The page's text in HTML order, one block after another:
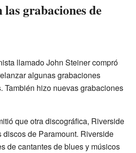
las grabaciones de
llamado John Steiner compró
algunas grabaciones
También hizo nuevas grabaciones
que otra discográfica, Riverside
discos de Paramount. Riverside
de cantantes de blues y músicos